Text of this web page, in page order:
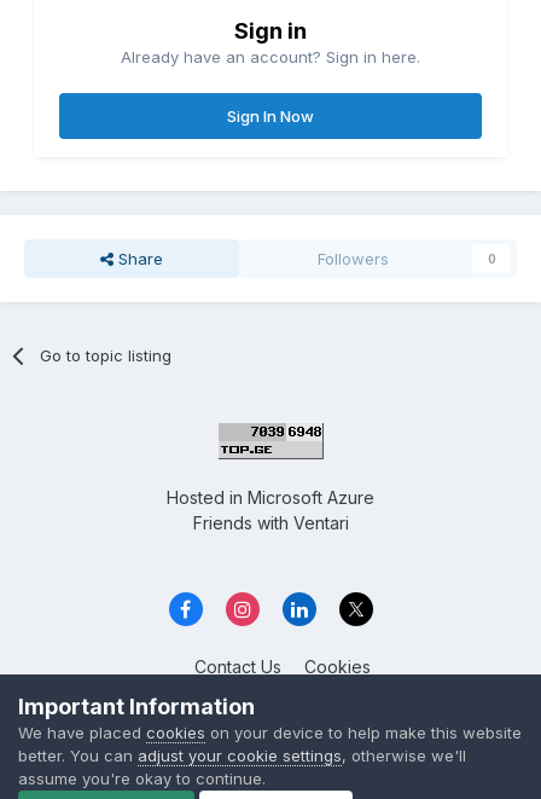
Sign in
Already have an account? Sign in here.
Sign In Now
Share Followers 0
Go to topic listing
Hosted in Microsoft Azure
Friends with Ventari
Contact Us Cookies
Overclockers GE
Powered by Invision Community
Important Information
We have placed cookies on your device to help make this website
better. You can adjust your cookie settings, otherwise we'll
assume you're okay to continue.